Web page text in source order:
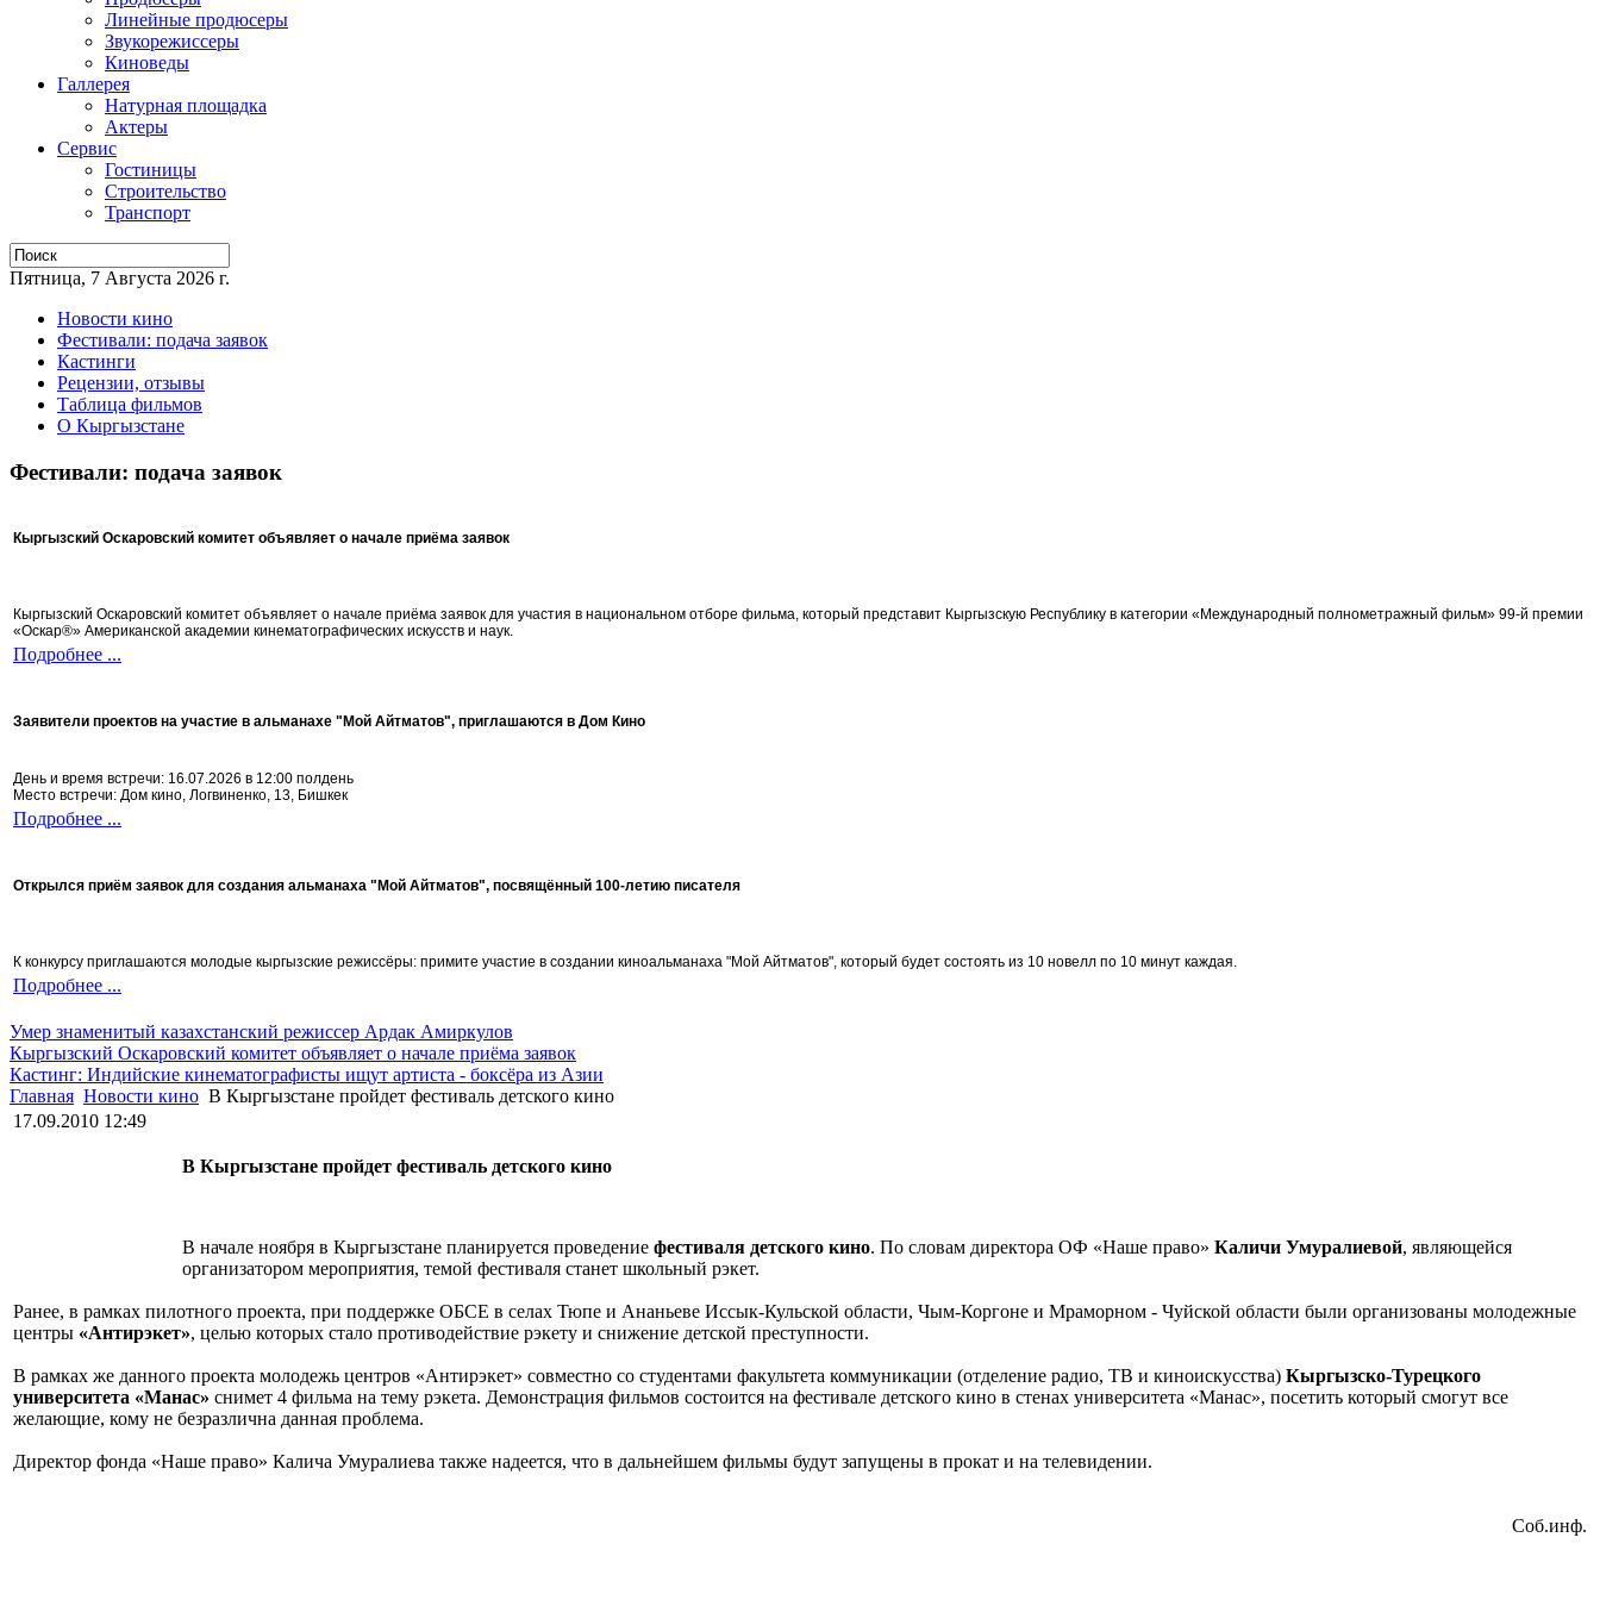
Линейные продюсеры
Звукорежиссеры
Киноведы
Галлерея
Натурная площадка
Актеры
Сервис
Гостиницы
Строительство
Транспорт
Пятница, 7 Августа 2026 г.
Новости кино
Фестивали: подача заявок
Кастинги
Рецензии, отзывы
Таблица фильмов
О Кыргызстане
Фестивали: подача заявок
Кыргызский Оскаровский комитет объявляет о начале приёма заявок
Кыргызский Оскаровский комитет объявляет о начале приёма заявок для участия в национальном отборе фильма, который представит Кыргызскую Республику в категории «Международный полнометражный фильм» 99-й премии
«Оскар®» Американской академии кинематографических искусств и наук.
Подробнее ...
Заявители проектов на участие в альманахе "Мой Айтматов", приглашаются в Дом Кино
День и время встречи: 16.07.2026 в 12:00 полдень
Место встречи: Дом кино, Логвиненко, 13, Бишкек
Подробнее ...
Открылся приём заявок для создания альманаха "Мой Айтматов", посвящённый 100-летию писателя
К конкурсу приглашаются молодые кыргызские режиссёры: примите участие в создании киноальманаха "Мой Айтматов", который будет состоять из 10 новелл по 10 минут каждая.
Подробнее ...
Умер знаменитый казахстанский режиссер Ардак Амиркулов
Кыргызский Оскаровский комитет объявляет о начале приёма заявок
Кастинг: Индийские кинематографисты ищут артиста - боксёра из Азии
Главная Новости кино В Кыргызстане пройдет фестиваль детского кино
17.09.2010 12:49
В Кыргызстане пройдет фестиваль детского кино
В начале ноября в Кыргызстане планируется проведение фестиваля детского кино. По словам директора ОФ «Наше право» Каличи Умуралиевой, являющейся
организатором мероприятия, темой фестиваля станет школьный рэкет.
Ранее, в рамках пилотного проекта, при поддержке ОБСЕ в селах Тюпе и Ананьеве Иссык-Кульской области, Чым-Коргоне и Мраморном - Чуйской области были организованы молодежные
центры «Антирэкет», целью которых стало противодействие рэкету и снижение детской преступности.
В рамках же данного проекта молодежь центров «Антирэкет» совместно со студентами факультета коммуникации (отделение радио, ТВ и киноискусства) Кыргызско-Турецкого
университета «Манас» снимет 4 фильма на тему рэкета. Демонстрация фильмов состоится на фестивале детского кино в стенах университета «Манас», посетить который смогут все
желающие, кому не безразлична данная проблема.
Директор фонда «Наше право» Калича Умуралиева также надеется, что в дальнейшем фильмы будут запущены в прокат и на телевидении.
Соб.инф.